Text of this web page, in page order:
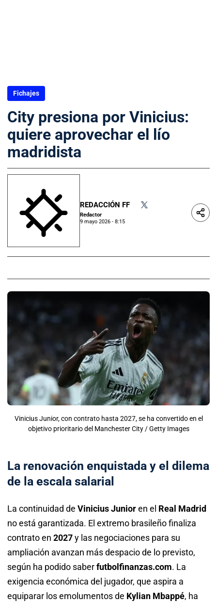
Fichajes
City presiona por Vinicius:
quiere aprovechar el lío
madridista
REDACCIÓN FF
Redactor
9 mayo 2026 - 8:15
Vinicius Junior, con contrato hasta 2027, se ha convertido en el
objetivo prioritario del Manchester City / Getty Images
La renovación enquistada y el dilema
de la escala salarial
La continuidad de Vinicius Junioren el Real Madrid
no está garantizada. El extremo brasileño finaliza
contrato en 2027y las negociaciones para su
ampliación avanzan más despacio de lo previsto,
según ha podido saberfutbolfinanzas.com. La
exigencia económica del jugador, que aspira a
equiparar los emolumentos de Kylian Mbappé, ha